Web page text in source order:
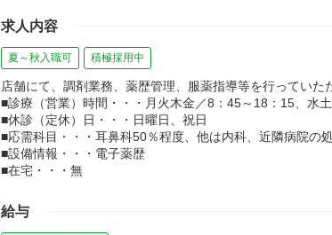
求人内容
夏～秋入職可 積極採用中
店舗にて、調剤業務、薬歴管理、服薬指導等を行っていた
■診療（営業）時間・・・月火木金／8：45～18：15、水
■休診（定休）日・・・日曜日、祝日
■応需科目・・・耳鼻科50％程度、他は内科、近隣病院の
■設備情報・・・電子薬歴
■在宅・・・無
給与